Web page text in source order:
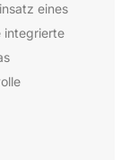
eines
integrierte